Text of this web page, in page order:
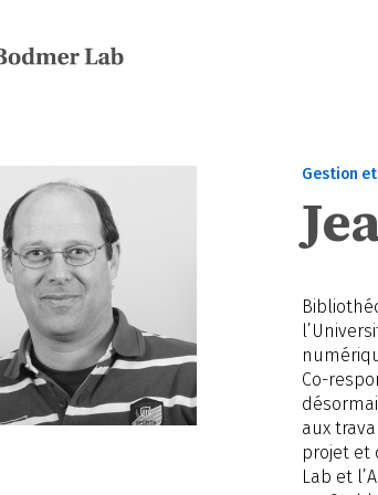
Gestion
Co-
aux
projet et
Lab et